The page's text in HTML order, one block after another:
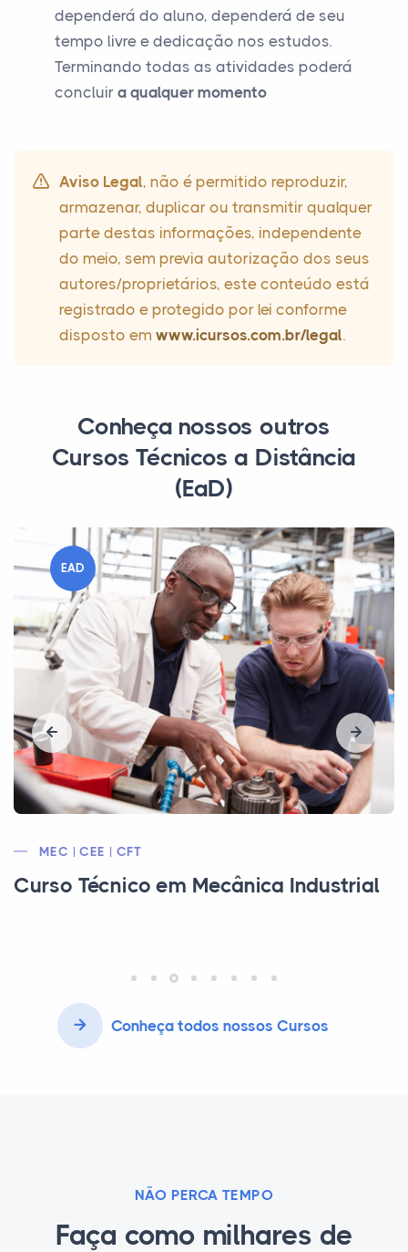
dependerá do aluno, dependerá de seu
tempo livre e dedicação nos estudos.
Terminando todas as atividades poderá
concluir a qualquer momento
Aviso Legal, não é permitido reproduzir,
armazenar, duplicar ou transmitir qualquer
parte destas informações, independente
do meio, sem previa autorização dos seus
autores/proprietários, este conteúdo está
registrado e protegido por lei conforme
disposto em www.icursos.com.br/legal.
Conheça nossos outros
Cursos Técnicos a Distância
(EaD)
EAD
MEC / CEE
Curso Técnico em Marketing
Conheça todos nossos Cursos
NÃO PERCA TEMPO
Faça como milhares de